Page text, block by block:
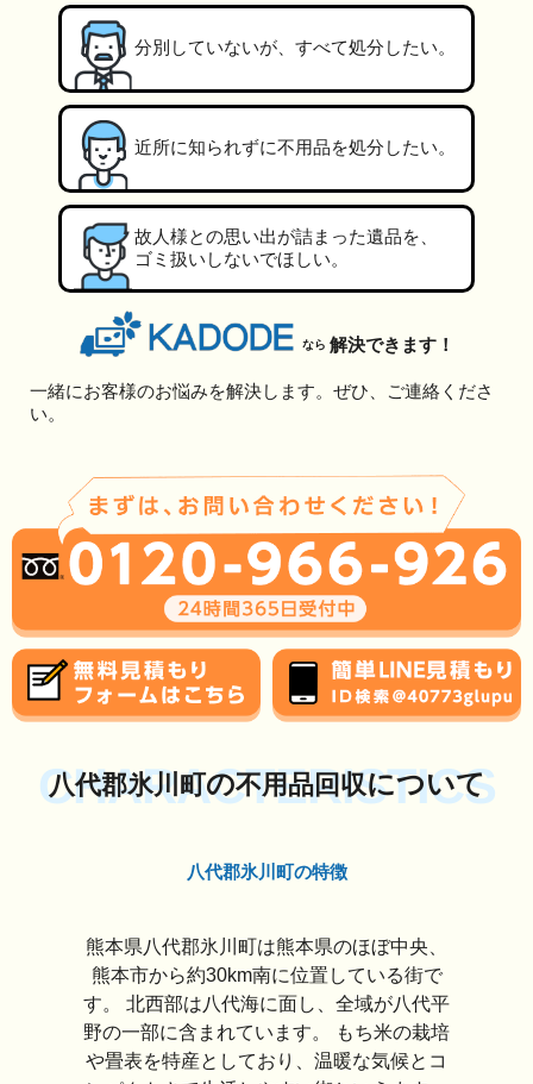
分別していないが、すべて処分したい。
近所に知られずに不用品を処分したい。
故人様との思い出が詰まった遺品を、
ゴミ扱いしないでほしい。
なら 解決できます！
一緒にお客様のお悩みを解決します。ぜひ、ご連絡くださ
い。
CHARACTERISTICS
八代郡氷川町の不用品回収について
八代郡氷川町の特徴
熊本県八代郡氷川町は熊本県のほぼ中央、
熊本市から約30km南に位置している街で
す。 北西部は八代海に面し、全域が八代平
野の一部に含まれています。 もち米の栽培
や畳表を特産としており、温暖な気候とコ